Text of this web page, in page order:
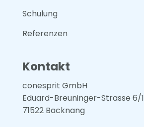
Schulung
Referenzen
Kontakt
conesprit GmbH
Eduard-Breuninger-Strasse 6/1
71522 Backnang